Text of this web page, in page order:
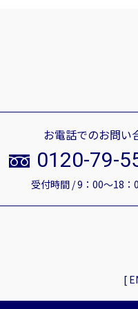
お電話でのお問い
0120-79-
受付時間 / 9：00～18
[